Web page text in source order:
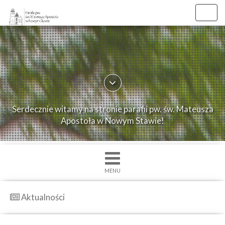
×
Strona
główna
O
parafii
Ogłoszenia
św.
Nabożenstwa
Serdecznie witamy na stronie parafii pw. św. Mateusza
Apostoła w Nowym Stawie!
MENU
Aktualności